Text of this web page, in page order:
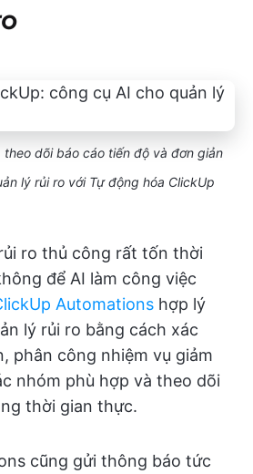
theo dõi báo cáo tiến độ và đơn giản
lý rủi ro với Tự động hóa ClickUp
ro thủ công rất tốn thời
để AI làm công việc
Automations hợp lý
lý rủi ro bằng cách xác
phân công nhiệm vụ giảm
nhóm phù hợp và theo dõi
thời gian thực.
cũng gửi thông báo tức